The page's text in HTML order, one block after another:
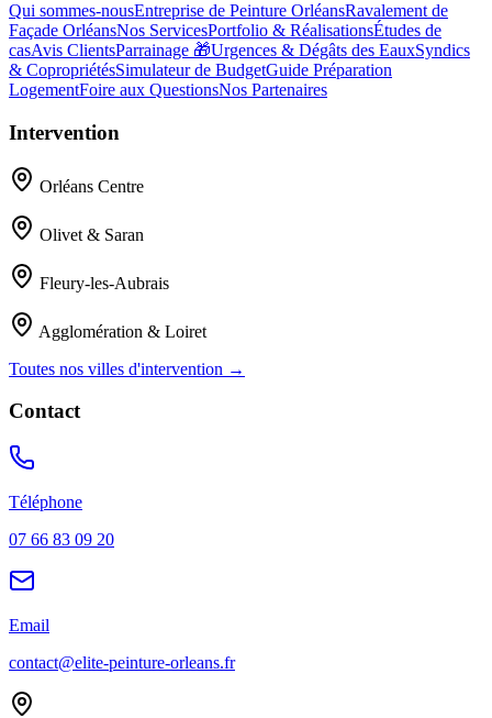
Qui sommes-nousEntreprise de Peinture OrléansRavalement de
Façade OrléansNos ServicesPortfolio & RéalisationsÉtudes de
casAvis ClientsParrainage 🎁Urgences & Dégâts des EauxSyndics
& CopropriétésSimulateur de BudgetGuide Préparation
LogementFoire aux QuestionsNos Partenaires
Intervention
Orléans Centre
Olivet & Saran
Fleury-les-Aubrais
Agglomération & Loiret
Toutes nos villes d'intervention →
Contact
Téléphone
07 66 83 09 20
Email
contact@elite-peinture-orleans.fr